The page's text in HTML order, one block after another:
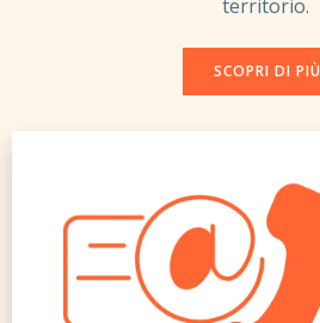
territorio.
SCOPRI DI PIÙ